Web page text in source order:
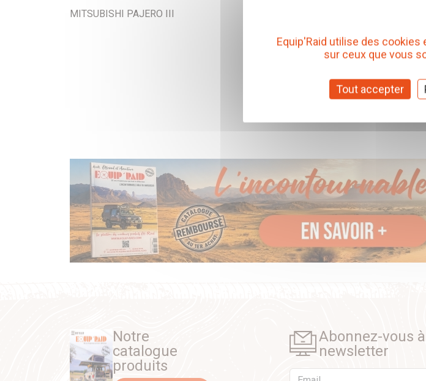
MITSUBISHI PAJERO III
Notre
catalogue
produits
Abonnez-vous
newsletter
Email
Equip'Raid utilise des cookies
sur ceux que vous
Tout accepter